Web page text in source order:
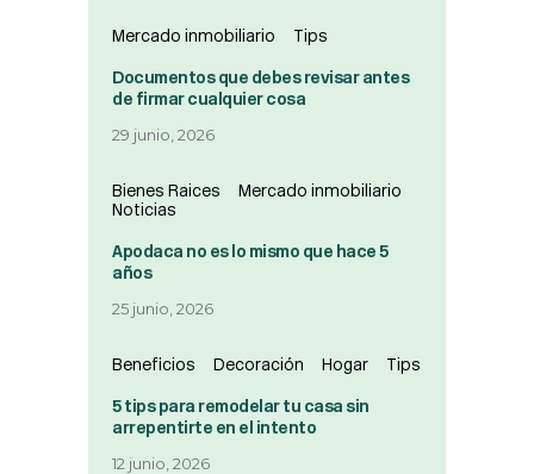
Mercado inmobiliario Tips
Documentos que debes revisar antes
de firmar cualquier cosa
29 junio, 2026
Bienes Raices
Mercado inmobiliario
Noticias
Apodaca no es lo mismo que hace 5
años
25 junio, 2026
Beneficios Decoración Hogar Tips
5 tips para remodelar tu casa sin
arrepentirte en el intento
12 junio, 2026